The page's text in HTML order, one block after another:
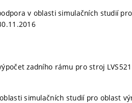
v oblasti simulačních studií
zadního rámu pro stroj
simulačních studií pro oblast